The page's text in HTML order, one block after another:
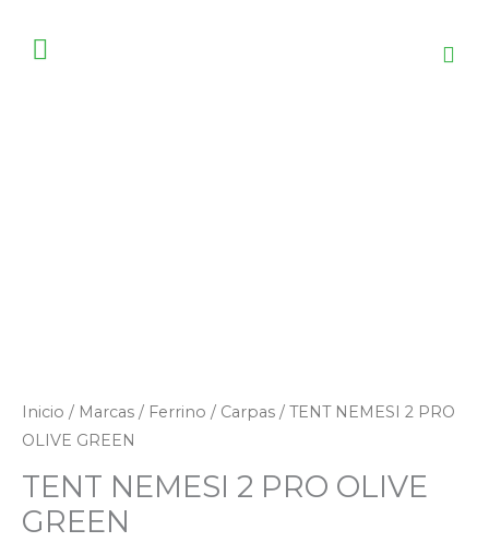
Inicio / Marcas / Ferrino / Carpas / TENT NEMESI 2 PRO
OLIVE GREEN
TENT NEMESI 2 PRO OLIVE
GREEN